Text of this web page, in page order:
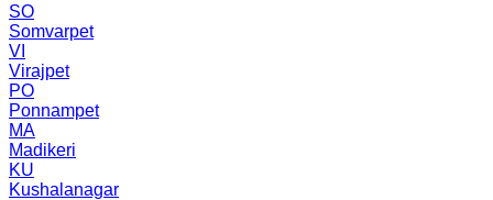
SO
Somvarpet
VI
Virajpet
PO
Ponnampet
MA
Madikeri
KU
Kushalanagar